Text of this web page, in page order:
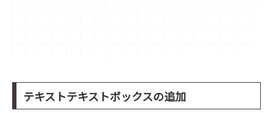
テキストテキストボックスの追加